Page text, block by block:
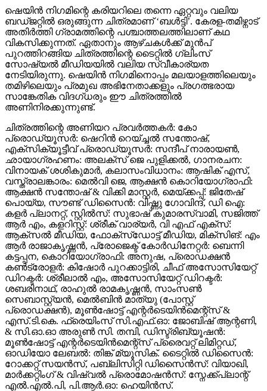
ഷെയിൻ നിഗമിന്റെ കരിയറിലെ തന്നെ ഏറ്റവും വലിയ
ബഡ്ജറ്റിൽ ഒരുങ്ങുന്ന ചിത്രമാണ് ‘ബൾട്ടി’. കേരള-തമിഴ്നാട്
അതിർത്തി ഗ്രാമത്തിന്റെ പശ്ചാത്തലത്തിലാണ് കഥ
വികസിക്കുന്നത്. ഏതാനും ആഴ്ചകൾക്ക് മുൻപ്
പുറത്തിറങ്ങിയ ചിത്രത്തിന്റെ ടൈറ്റിൽ ഗ്ലിംസ്
സോഷ്യൽ മീഡിയയിൽ വലിയ സ്വീകാര്യത
നേടിയിരുന്നു. ഷെയിൻ നിഗമിനൊപ്പം മലയാളത്തിലെയും
തമിഴിലെയും പ്രമുഖ അഭിനേതാക്കളും പ്രഗത്ഭരായ
സാങ്കേതിക വിദഗ്ധരും ഈ ചിത്രത്തിൽ
അണിനിരക്കുന്നുണ്ട്.
ചിത്രത്തിന്റെ അണിയറ പ്രവർത്തകർ: കോ
പ്രൊഡ്യൂസർ: ഷെറിൻ റെയ്ച്ചൽ സന്തോഷ്,
എക്‌സിക്യൂട്ടീവ് പ്രൊഡ്യൂസർ: സന്ദീപ് നാരായൺ,
ഛായാഗ്രഹണം: അലക്സ് ജെ പുളിക്കൽ, ഗാനരചന:
വിനായക് ശശികുമാർ, കലാസംവിധാനം: ആഷിക് എസ്,
വസ്ത്രാലങ്കാരം: മെൽവി ജെ, ആക്ഷൻ കൊറിയോഗ്രാഫി:
ആക്ഷൻ സന്തോഷ് & വിക്കി മാസ്റ്റർ, മെയ്ക്കപ്പ്: ജിതേഷ്
പൊയ്യ, സൗണ്ട് ഡിസൈൻ: വിഷ്ണു ഗോവിന്ദ്, ഡി ഐ:
കളർ പ്ലാനറ്റ്, സ്റ്റിൽസ്: സുഭാഷ് കുമാരസ്വാമി, സജിത്ത്
ആർ എം, കളറിസ്റ്റ്: ശ്രീക് വാര്യർ, വി എഫ് എക്സ്:
ആക്സൽ മീഡിയ, ഫോക്സ്ഡോട്ട് മീഡിയ, മിക്സിങ്: എം
ആർ രാജാകൃഷ്ണൻ, പ്രോജെക്ട് കോർഡിനേറ്റർ: ബെന്നി
കട്ടപ്പന, കൊറിയോഗ്രാഫി: അനുഷ, പ്രൊഡക്ഷൻ
കൺട്രോളർ: കിഷോർ പുറക്കാട്ടിരി, ചീഫ് അസോസിയേറ്റ്
ഡിറക്ടർ: ശ്രീലാൽ എം, അസോസിയേറ്റ് ഡിറക്ടർ:
ശബരിനാഥ്, രാഹുൽ രാമകൃഷ്ണൻ, സാംസൺ
സെബാസ്റ്റ്യൻ, മെൽബിൻ മാത്യു (പോസ്റ്റ്‌
പ്രൊഡക്ഷൻ), മൂൺഷോട്ട് എന്റർടെയിൻമെന്റ്സ് &
എസ്.ടി.കെ. ഫ്രെയിംസ് സി.എഫ്.ഓ: ജോബിഷ് ആന്റണി,
& സി.ഓ.ഓ അരുൺ സി. തമ്പി, ഡിസ്ട്രിബ്യൂഷൻ:
മൂൺഷോട്ട് എന്റർടെയിൻമെന്റ്സ് പ്രൈവറ്റ് ലിമിറ്റഡ്,
ഓഡിയോ ലേബൽ: തിങ്ക് മ്യൂസിക്. ടൈറ്റിൽ ഡിസൈൻ:
റോക്കറ്റ് സയൻസ്, പബ്ലിസിറ്റി ഡിസൈൻസ്: വിയാഖി,
മാർക്കറ്റിംഗ് & വിഷ്വൽ പ്രൊമോഷൻസ്: സ്നേക്ക്പ്ലാന്റ്
എൽ.എൽ.പി, പി.ആർ.ഓ: ഹെയിൻസ്.